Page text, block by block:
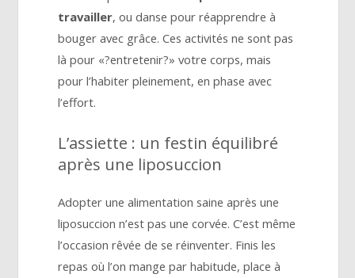
travailler, ou danse pour réapprendre à
bouger avec grâce. Ces activités ne sont pas
là pour «?entretenir?» votre corps, mais
pour l’habiter pleinement, en phase avec
l’effort.
L’assiette : un festin équilibré
après une liposuccion
Adopter une alimentation saine après une
liposuccion n’est pas une corvée. C’est même
l’occasion rêvée de se réinventer. Finis les
repas où l’on mange par habitude, place à